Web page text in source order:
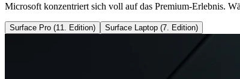
Microsoft konzentriert sich voll auf das Premium-Erlebnis.
Surface Pro (11. Edition) Surface Laptop (7. Edition)